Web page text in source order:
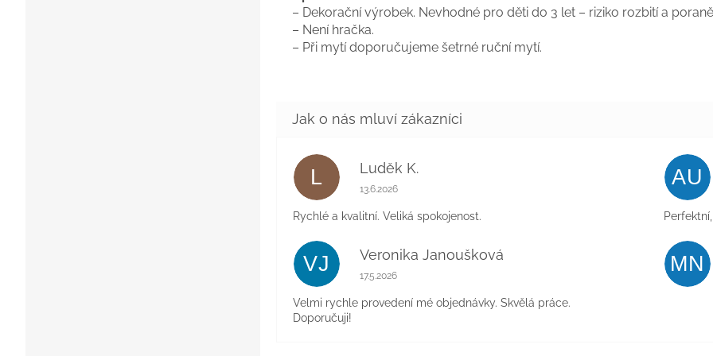
– Dekorační výrobek. Nevhodné pro děti do 3 let – riziko rozbití a
– Není hračka.
– Při mytí doporučujeme šetrné ruční mytí.
L Luděk K.
Hodnocení obchodu je 5 z 5 hvězdiček.
13.6.2026
Rychlé a kvalitní. Veliká spokojenost.
AU
VJ Veronika Janoušková
Hodnocení obchodu je 5 z 5 hvězdiček.
17.5.2026
Velmi rychle provedení mé objednávky. Skvělá práce.
Doporučuji!
MN